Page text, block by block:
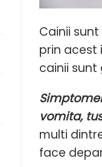
Cainii
prin acest
cainii
vomita,
multi
face